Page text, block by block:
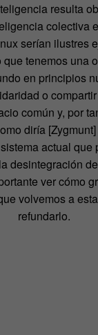
resulta
colectiva
serían ilustres
tenemos una
en principios
o
común y, por
diría
actual que
desintegración
ver cómo
volvemos a
refundarlo.